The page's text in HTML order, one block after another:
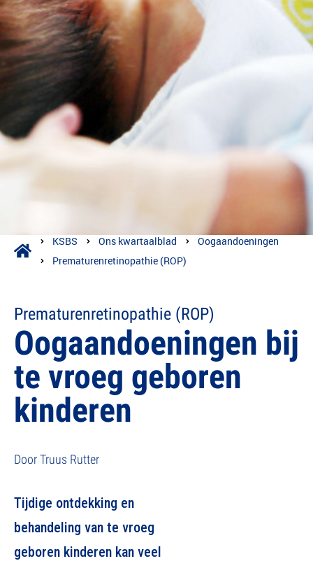
KSBS Ons kwartaalblad
Oogaandoeningen
Prematurenretinopathie (ROP)
Prematurenretinopathie (ROP)
Oogaandoeningen bij
te vroeg geboren
kinderen
Door Truus Rutter
Tijdige ontdekking en
behandeling van te vroeg
geboren kinderen kan veel